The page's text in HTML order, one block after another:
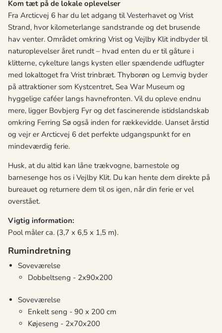
Kom tæt på de lokale oplevelser
Fra Arcticvej 6 har du let adgang til Vesterhavet og Vrist
Strand, hvor kilometerlange sandstrande og det brusende
hav venter. Området omkring Vrist og Vejlby Klit indbyder til
naturoplevelser året rundt – hvad enten du er til gåture i
klitterne, cykelture langs kysten eller spændende udflugter
med lokaltoget fra Vrist trinbræt. Thyborøn og Lemvig byder
på attraktioner som Kystcentret, Sea War Museum og
hyggelige caféer langs havnefronten. Vil du opleve endnu
mere, ligger Bovbjerg Fyr og det fascinerende istidslandskab
omkring Ferring Sø også inden for rækkevidde. Uanset årstid
og vejr er Arcticvej 6 det perfekte udgangspunkt for en
mindeværdig ferie.
Husk, at du altid kan låne trækvogne, barnestole og
barnesenge hos os i Vejlby Klit. Du kan hente dem direkte på
bureauet og returnere dem til os igen, når din ferie er vel
overstået.
Vigtig information:
Pool måler ca. (3,7 x 6,5 x 1,5 m).
Rumindretning
Soveværelse
Dobbeltseng - 2x90x200
Soveværelse
Enkelt seng - 90 x 200 cm
Køjeseng - 2x70x200